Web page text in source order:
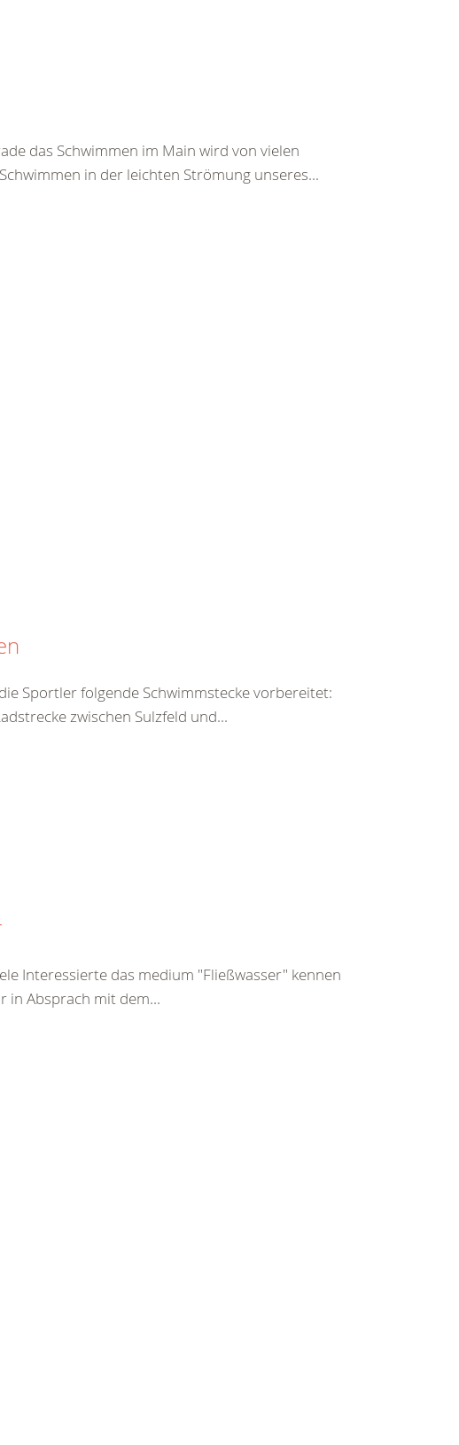
das Schwimmen im Main wird von vielen
in der leichten Strömung unseres...
Sportler folgende Schwimmstecke vorbereitet:
zwischen Sulzfeld und...
Interessierte das medium "Fließwasser" kennen
in Absprach mit dem...